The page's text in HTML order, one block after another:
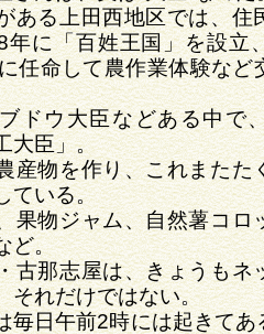
ある上田西地区では、住
年に「百姓王国」を設立
任命して農作業体験など
ドウ大臣などある中で
大臣」。
産物を作り、これまたた
ている。
果物ジャム、自然薯コロ
ど。
古那志屋は、きょうもネ
それだけではない。
毎日午前2時には起きてあ